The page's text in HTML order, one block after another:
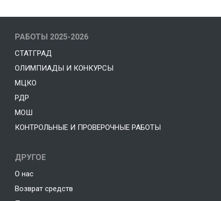
РАБОТЫ 2025-2026
СТАТГРАД
ОЛИМПИАДЫ И КОНКУРСЫ
МЦКО
РДР
МОШ
КОНТРОЛЬНЫЕ И ПРОВЕРОЧНЫЕ РАБОТЫ
ДРУГОЕ
О нас
Возврат средств